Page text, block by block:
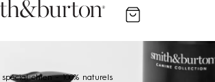
offert dès 75 € d'achat
unique, sa peau aussi: Trouvez sa routine
chien - 100% naturels